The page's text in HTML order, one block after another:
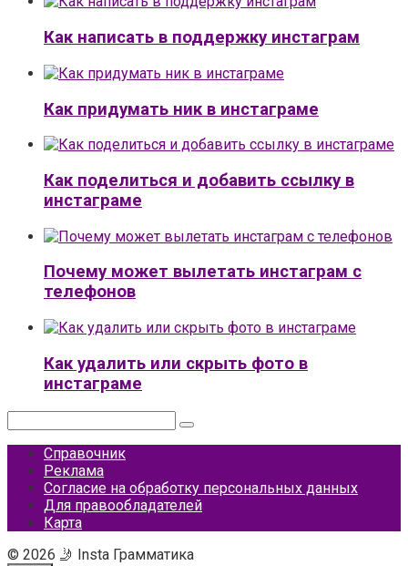
Как написать в поддержку инстаграм
Как придумать ник в инстаграме
Как поделиться и добавить ссылку в
инстаграме
Почему может вылетать инстаграм с
телефонов
Как удалить или скрыть фото в
инстаграме
Справочник
Реклама
Согласие на обработку персональных данных
Для правообладателей
Карта
© 2026 🤳 Insta Грамматика